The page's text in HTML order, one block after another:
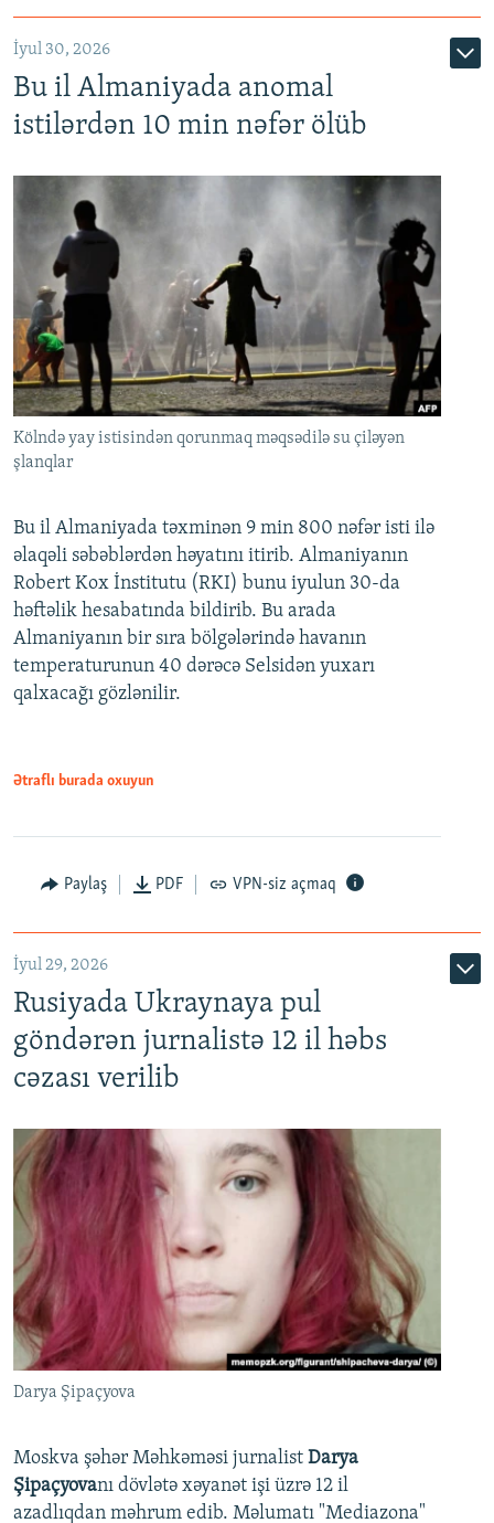
İyul 30, 2026
Bu il Almaniyada anomal
istilərdən 10 min nəfər ölüb
Kölndə yay istisindən qorunmaq məqsədilə su çiləyən
şlanqlar
Bu il Almaniyada təxminən 9 min 800 nəfər isti ilə
əlaqəli səbəblərdən həyatını itirib. Almaniyanın
Robert Kox İnstitutu (RKI) bunu iyulun 30-da
həftəlik hesabatında bildirib. Bu arada
Almaniyanın bir sıra bölgələrində havanın
temperaturunun 40 dərəcə Selsidən yuxarı
qalxacağı gözlənilir.
Ətraflı burada oxuyun
Paylaş PDF VPN-siz açmaq
İyul 29, 2026
Rusiyada Ukraynaya pul
göndərən jurnalistə 12 il həbs
cəzası verilib
Darya Şipaçyova
Moskva şəhər Məhkəməsi jurnalist Darya
Şipaçyovanı dövlətə xəyanət işi üzrə 12 il
azadlıqdan məhrum edib. Məlumatı "Mediazona"